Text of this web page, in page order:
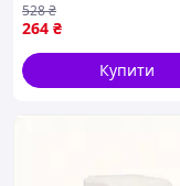
264 ₴
528₴
Купити